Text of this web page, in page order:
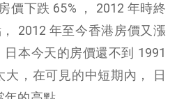
價下跌 65% ， 2012 年時終
2012 年至今香港房價又漲
本今天的房價還不到 1991
，在可見的中短期內， 日